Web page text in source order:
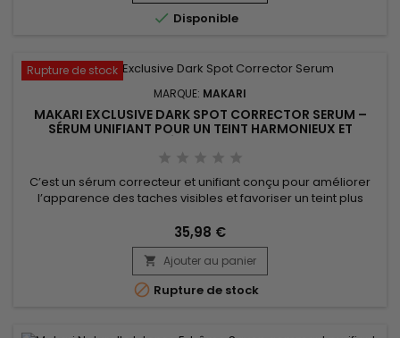
 Disponible
Rupture de stock
MARQUE: MAKARI
MAKARI EXCLUSIVE DARK SPOT CORRECTOR SERUM –
SÉRUM UNIFIANT POUR UN TEINT HARMONIEUX ET
C’est un sérum correcteur et unifiant conçu pour améliorer
l’apparence des taches visibles et favoriser un teint plus
Serum associe le Mulberry Root Extract, le Licorice Extract,
l’Ascorbic Acid (Vitamine C) et le Citric Acid, des actifs
reconnus pour aider à réduire l’apparence des...
35,98 €
 Ajouter au panier
 Rupture de stock